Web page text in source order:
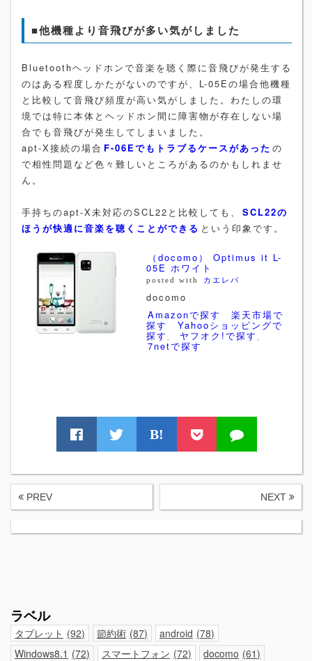
■他機種より音飛びが多い気がしました
Bluetoothヘッドホンで音楽を聴く際に音飛びが発生する
のはある程度しかたがないのですが、L-05Eの場合他機種
と比較して音飛び頻度が高い気がしました。わたしの環
境では特に本体とヘッドホン間に障害物が存在しない場
合でも音飛びが発生してしまいました。
apt-X接続の場合 F-06Eでもトラブるケースがあった の
で相性問題など色々難しいところがあるのかもしれませ
ん。
手持ちのapt-X未対応のSCL22と比較しても、
SCL22の
ほうが快適に音楽を聴くことができる という印象です。
（docomo） Optimus it L-
05E ホワイト
posted with カエレバ
docomo
Amazonで探す
楽天市場で
探す Yahooショッピングで
探す ヤフオク!で探す
7netで探す
B!
PREV NEXT
ラベル
タブレット 92 節約術 87 android 78
Windows8.1
72 スマートフォン 72 docomo 61